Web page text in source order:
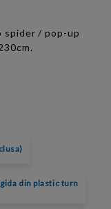
spider/ pop-up
din plastic turn